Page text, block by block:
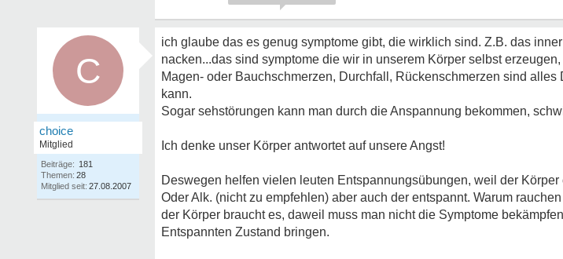
C
choice
Mitglied
Beiträge: 181
Themen: 28
Mitglied seit: 27.08.2007
ich glaube das es genug symptome gibt, die wirklich sind. Z.B. das
nacken...das sind symptome die wir in unserem Körper selbst
Magen- oder Bauchschmerzen, Durchfall, Rückenschmerzen sind
kann.
Sogar sehstörungen kann man durch die Anspannung bekommen,
Ich denke unser Körper antwortet auf unsere Angst!
Deswegen helfen vielen leuten Entspannungsübungen, weil der
Oder Alk. (nicht zu empfehlen) aber auch der entspannt. Warum
der Körper braucht es, daweil muss man nicht die Symptome
Entspannten Zustand bringen.